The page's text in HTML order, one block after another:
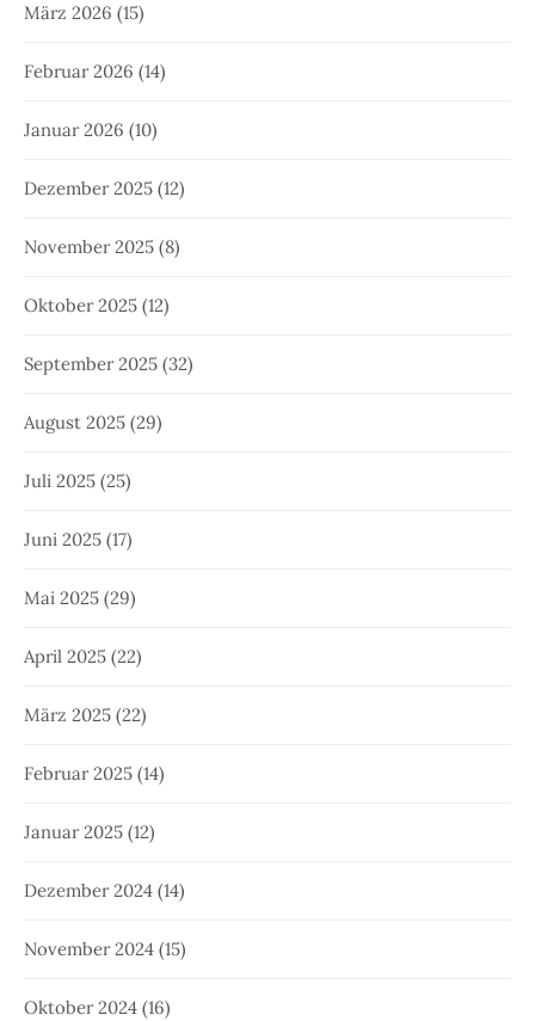
März 2026 (15)
Februar 2026 (14)
Januar 2026 (10)
Dezember 2025 (12)
November 2025 (8)
Oktober 2025 (12)
September 2025 (32)
August 2025 (29)
Juli 2025 (25)
Juni 2025 (17)
Mai 2025 (29)
April 2025 (22)
März 2025 (22)
Februar 2025 (14)
Januar 2025 (12)
Dezember 2024 (14)
November 2024 (15)
Oktober 2024 (16)